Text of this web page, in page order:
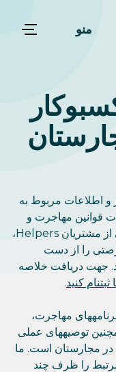
منو
و اطلاعات مربوط به
قوانین مهاجرت و
شرکتها بسیار ضروری است. بهعنوان یکی از مشتریان Helpers،
را از دست
جهت دریافت خلاصه
کنید.
مهاجرت،
توصیههای عملی
در مجارستان است. ما
را ظرف چند